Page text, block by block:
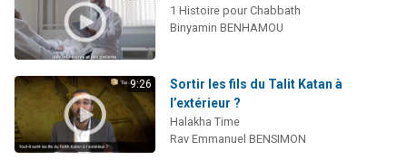
1 Histoire pour Chabbath
Binyamin BENHAMOU
9:26
Sortir les fils du Talit Katan à
l’extérieur ?
Halakha Time
Rav Emmanuel BENSIMON